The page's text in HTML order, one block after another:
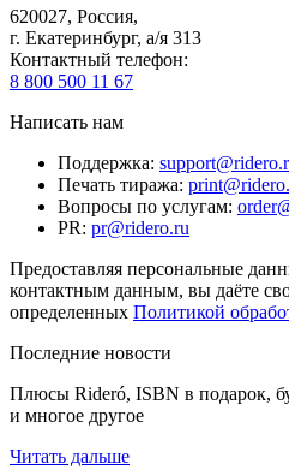
620027, Россия,
г. Екатеринбург, а/я 313
Контактный телефон:
8 800 500 11 67
Написать нам
Поддержка:
Печать тиража:
Вопросы по услугам:
PR: pr@ridero.ru
Предоставляя персональные
контактным данным, вы даёте
определенных Политикой
Последние новости
Плюсы Rideró, ISBN в подарок,
и многое другое
Читать дальше